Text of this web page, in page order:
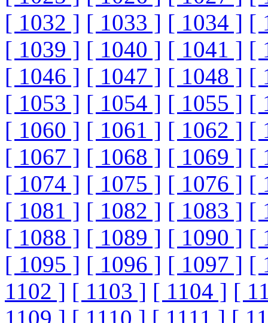
[ 1032 ] [ 1033 ] [ 1034 ] [
[ 1039 ] [ 1040 ] [ 1041 ] [
[ 1046 ] [ 1047 ] [ 1048 ] [
[ 1053 ] [ 1054 ] [ 1055 ] [
[ 1060 ] [ 1061 ] [ 1062 ] [
[ 1067 ] [ 1068 ] [ 1069 ] [
[ 1074 ] [ 1075 ] [ 1076 ] [
[ 1081 ] [ 1082 ] [ 1083 ] [
[ 1088 ] [ 1089 ] [ 1090 ] [
[ 1095 ] [ 1096 ] [ 1097 ] [
1102 ] [ 1103 ] [ 1104 ] [